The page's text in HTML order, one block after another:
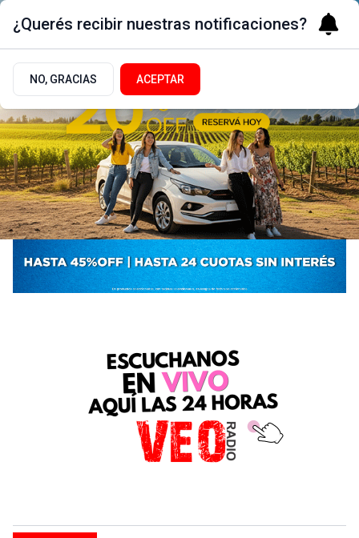
¿Querés recibir nuestras notificaciones?
NO, GRACIAS ACEPTAR